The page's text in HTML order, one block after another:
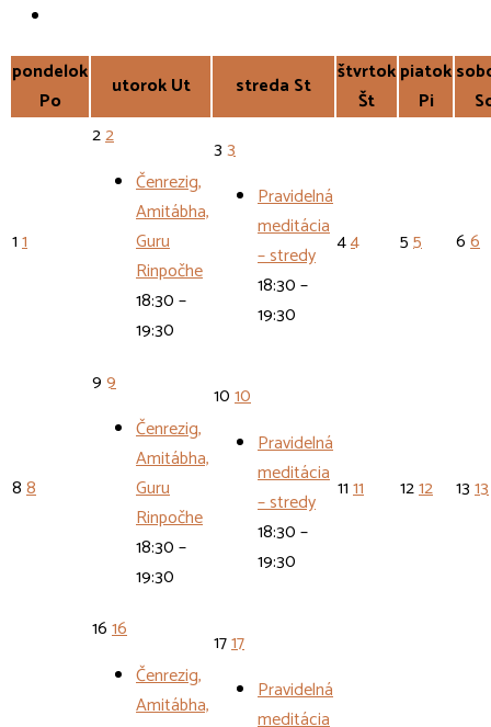
pondelok
Po
utorok Ut streda St
štvrtok
Št
piatok
Pi
11
22
Čenrezig,
Amitábha,
Guru
Rinpočhe
18:30 –
19:30
33
Pravidelná
meditácia
– stredy
18:30 –
19:30
44 55 66
88
99
Čenrezig,
Amitábha,
Guru
Rinpočhe
18:30 –
19:30
1010
Pravidelná
meditácia
– stredy
18:30 –
19:30
1111 1212 1313
1616
Čenrezig,
Amitábha,
1717
Pravidelná
meditácia